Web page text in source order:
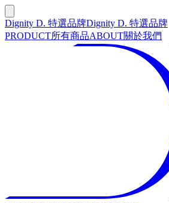
Dignity D. 特選品牌Dignity D. 特選品牌
PRODUCT所有商品ABOUT關於我們